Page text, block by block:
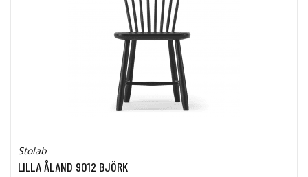
Stolab
LILLA ÅLAND 9012 BJÖRK